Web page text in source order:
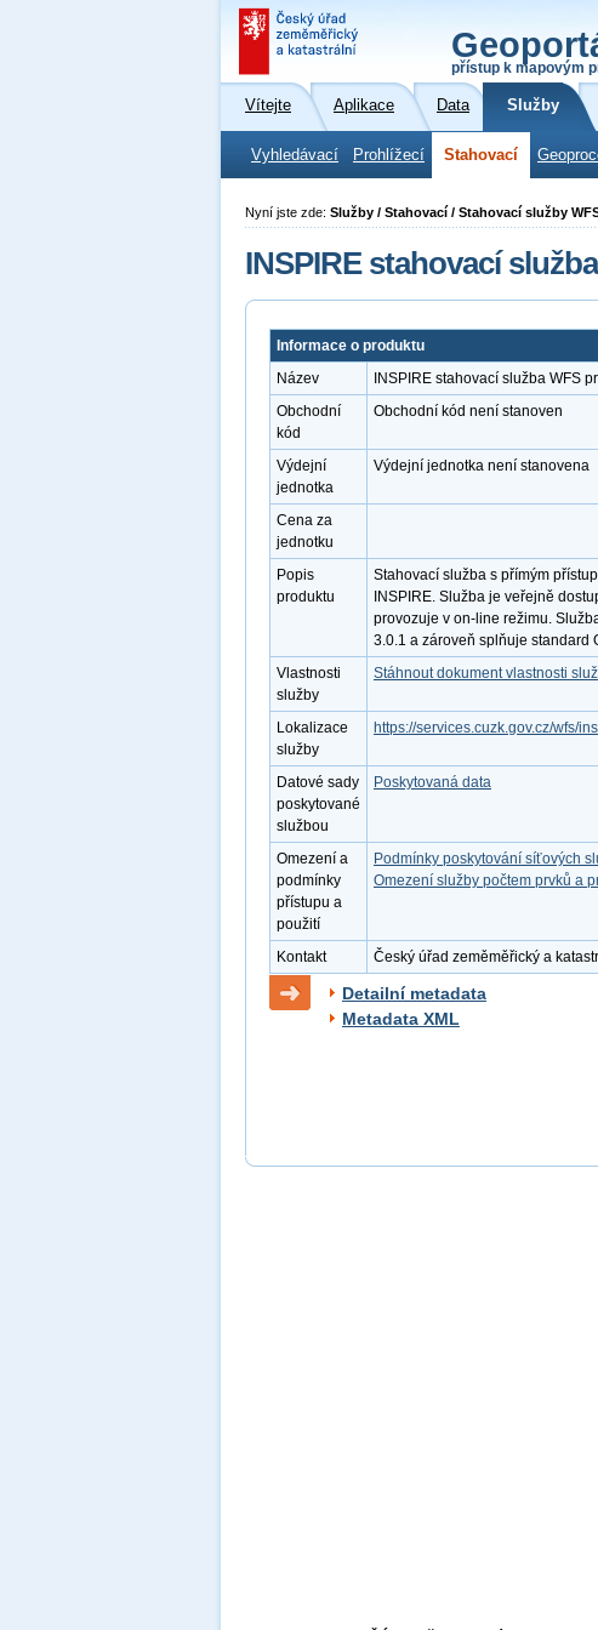
přístup k mapovým
Vítejte Aplikace Data Služby
Vyhledávací Prohlížecí Stahovací
Nyní jste zde: Služby / Stahovací / Stahovací služby
INSPIRE stahovací
Informace o produktu
Název
INSPIRE stahovací služba WFS
Obchodní
kód
Obchodní kód není stanoven
Výdejní
jednotka
Výdejní jednotka není stanovena
Cena za
jednotku
Popis
produktu
Stahovací služba s přímým
INSPIRE. Služba je veřejně
provozuje v on-line režimu.
3.0.1 a zároveň splňuje standard
Vlastnosti
služby
Stáhnout dokument vlastnosti
Lokalizace
služby
https://services.cuzk.gov.cz/wfs/
Datové sady
poskytované
službou
Poskytovaná data
Omezení a
podmínky
přístupu a
použití
Podmínky poskytování síťových
Omezení služby počtem prvků a
Kontakt Český úřad zeměměřický a
Detailní metadata
Metadata XML